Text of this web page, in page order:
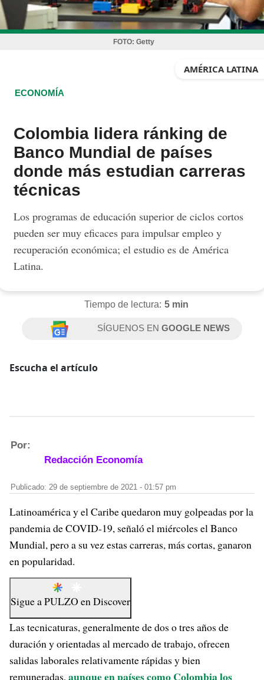
FOTO: Getty
AMÉRICA LATINA
ECONOMÍA
Colombia lidera ránking de
Banco Mundial de países
donde más estudian carreras
técnicas
Los programas de educación superior de ciclos cortos
pueden ser muy eficaces para impulsar empleo y
recuperación económica; el estudio es de América
Latina.
Tiempo de lectura: 5 min
SÍGUENOS ENGOOGLE NEWS
Escucha el artículo
Por:
Redacción Economía
Publicado: 29 de septiembre de 2021 - 01:57 pm
Latinoamérica y el Caribe quedaron muy golpeadas por la
pandemia de COVID-19, señaló el miércoles el Banco
Mundial, pero a su vez estas carreras, más cortas, ganaron
en popularidad.
Sigue aPULZO enDiscover
Las tecnicaturas, generalmente de dos o tres años de
duración y orientadas al mercado de trabajo, ofrecen
salidas laborales relativamente rápidas y bien
remuneradas,aunque en países como Colombia los